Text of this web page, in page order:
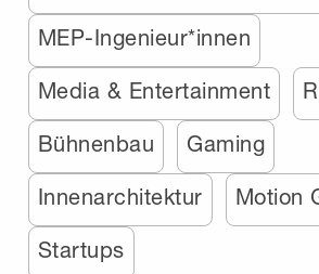
MEP-Ingenieur*innen
Media & Entertainment
Bühnenbau Gaming
Innenarchitektur Motion
Startups